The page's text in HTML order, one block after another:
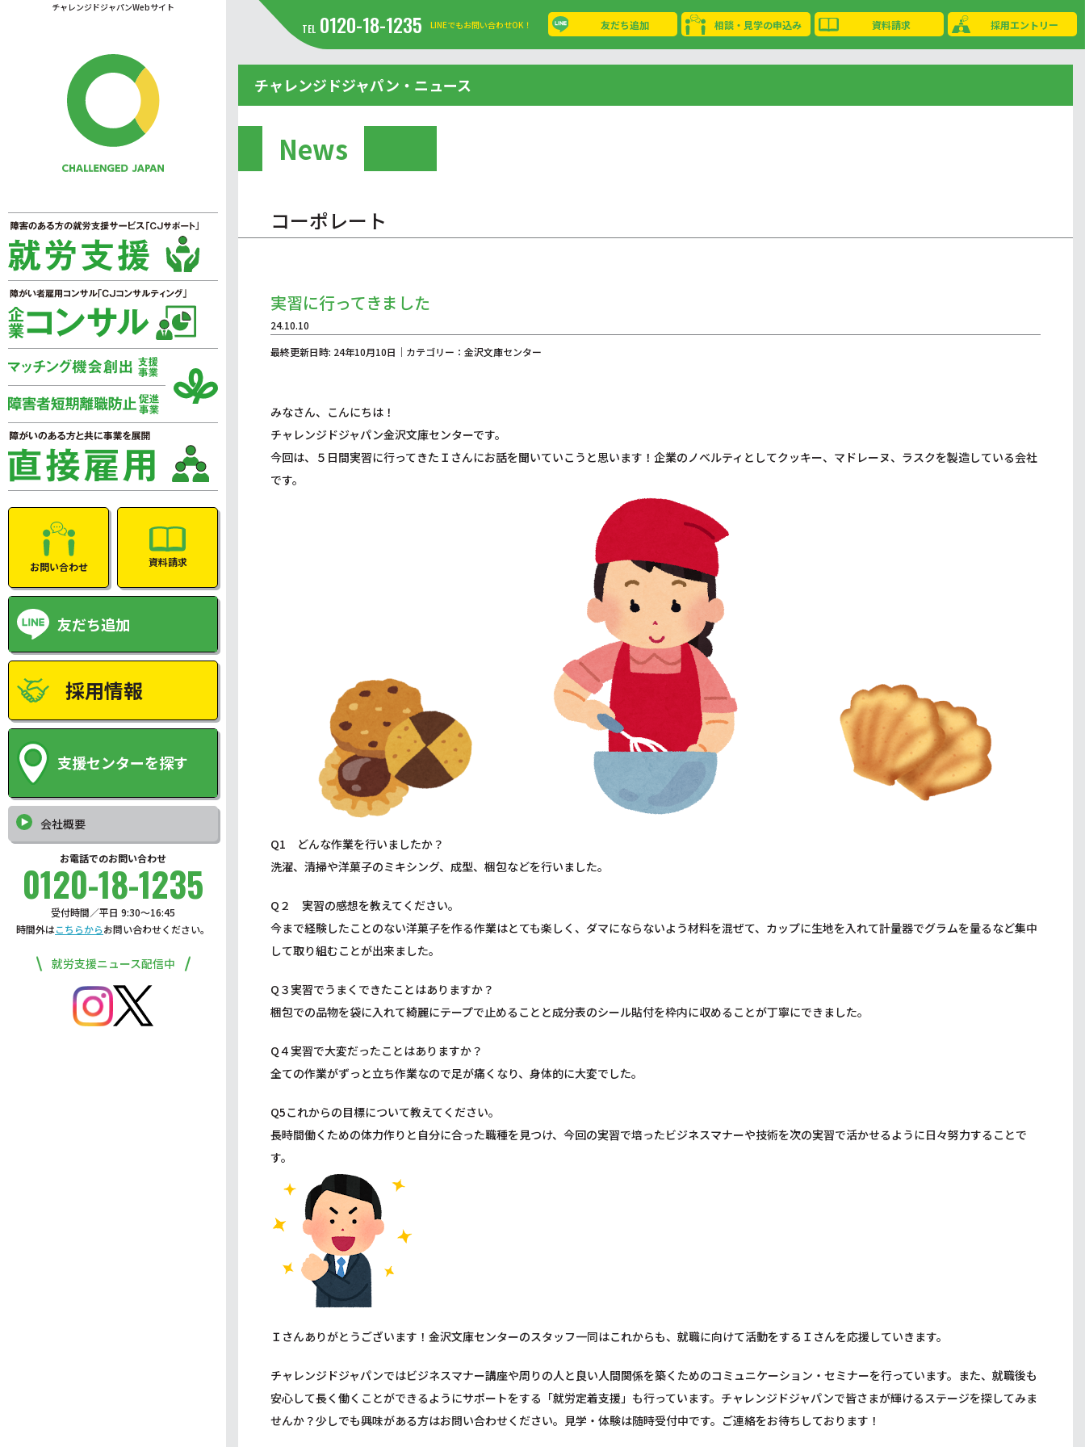
チャレンジドジャパンWebサイト
お問い合わせ 資料請求
友だち追加
採用情報
支援センターを探す
会社概要
お電話でのお問い合わせ
0120-18-1235
受付時間／平日 9:30〜16:45
時間外はこちらからお問い合わせください。
就労支援ニュース配信中
TEL 0120-18-1235 LINEでもお問い合わせOK！ 友だち追加 相談・見学の申込み 資料請求 採用エントリー
チャレンジドジャパン・ニュース
News
コーポレート
実習に行ってきました
24.10.10
最終更新日時: 24年10月10日｜カテゴリー：金沢文庫センター
みなさん、こんにちは！
チャレンジドジャパン金沢文庫センターです。
今回は、５日間実習に行ってきたＩさんにお話を聞いていこうと思います！企業のノベルティとしてクッキー、マドレーヌ、ラスクを製造している会社
です。
Q1 どんな作業を行いましたか？
洗濯、清掃や洋菓子のミキシング、成型、梱包などを行いました。
Q２ 実習の感想を教えてください。
今まで経験したことのない洋菓子を作る作業はとても楽しく、ダマにならないよう材料を混ぜて、カップに生地を入れて計量器でグラムを量るなど集中
して取り組むことが出来ました。
Q３実習でうまくできたことはありますか？
梱包での品物を袋に入れて綺麗にテープで止めることと成分表のシール貼付を枠内に収めることが丁寧にできました。
Q４実習で大変だったことはありますか？
全ての作業がずっと立ち作業なので足が痛くなり、身体的に大変でした。
Q5これからの目標について教えてください。
長時間働くための体力作りと自分に合った職種を見つけ、今回の実習で培ったビジネスマナーや技術を次の実習で活かせるように日々努力することで
す。
Ｉさんありがとうございます！金沢文庫センターのスタッフ一同はこれからも、就職に向けて活動をするＩさんを応援していきます。
チャレンジドジャパンではビジネスマナー講座や周りの人と良い人間関係を築くためのコミュニケーション・セミナーを行っています。また、就職後も
安心して長く働くことができるようにサポートをする「就労定着支援」も行っています。チャレンジドジャパンで皆さまが輝けるステージを探してみま
せんか？少しでも興味がある方はお問い合わせください。見学・体験は随時受付中です。ご連絡をお待ちしております！